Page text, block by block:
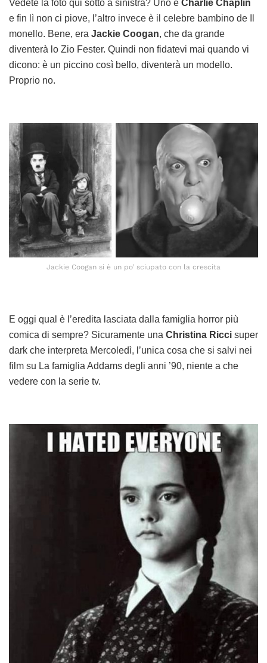
Vedete la foto qui sotto a sinistra? Uno è Charlie Chaplin
e fin lì non ci piove, l’altro invece è il celebre bambino de Il
monello. Bene, era Jackie Coogan, che da grande
diventerà lo Zio Fester. Quindi non fidatevi mai quando vi
dicono: è un piccino così bello, diventerà un modello.
Proprio no.
Jackie Coogan si è un po’ sciupato con la crescita
E oggi qual è l’eredita lasciata dalla famiglia horror più
comica di sempre? Sicuramente una Christina Ricci super
dark che interpreta Mercoledì, l’unica cosa che si salvi nei
film su La famiglia Addams degli anni ’90, niente a che
vedere con la serie tv.